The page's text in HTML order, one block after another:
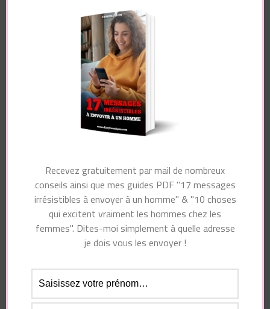
Comment Aider Votre
Homme À Être Plus
Masculin Et Viril ?
Vous pourriez également aimer...
Laisser un commentaire
champs obligatoires sont indiqués avec
Commentaire
Recevez gratuitement par mail de nombreux
conseils ainsi que mes guides PDF "17 messages
irrésistibles à envoyer à un homme" & "10 choses
qui excitent vraiment les hommes chez les
femmes". Dites-moi simplement à quelle adresse
je dois vous les envoyer !